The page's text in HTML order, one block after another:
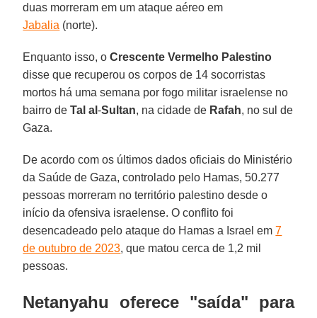
duas morreram em um ataque aéreo em
Jabalia (norte).
Enquanto isso, o Crescente Vermelho Palestino
disse que recuperou os corpos de 14 socorristas
mortos há uma semana por fogo militar israelense no
bairro deTal al-Sultan, na cidade de Rafah, no sul de
Gaza.
De acordo com os últimos dados oficiais do Ministério
da Saúde de Gaza, controlado pelo Hamas, 50.277
pessoas morreram no território palestino desde o
início da ofensiva israelense. O conflito foi
desencadeado pelo ataque do Hamas a Israel em7
de outubro de 2023, que matou cerca de 1,2 mil
pessoas.
Netanyahu oferece "saída" para